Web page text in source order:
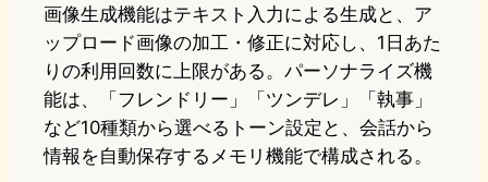
画像生成機能はテキスト入力による生成と、ア
ップロード画像の加工・修正に対応し、1日あた
りの利用回数に上限がある。パーソナライズ機
能は、「フレンドリー」「ツンデレ」「執事」
など10種類から選べるトーン設定と、会話から
情報を自動保存するメモリ機能で構成される。